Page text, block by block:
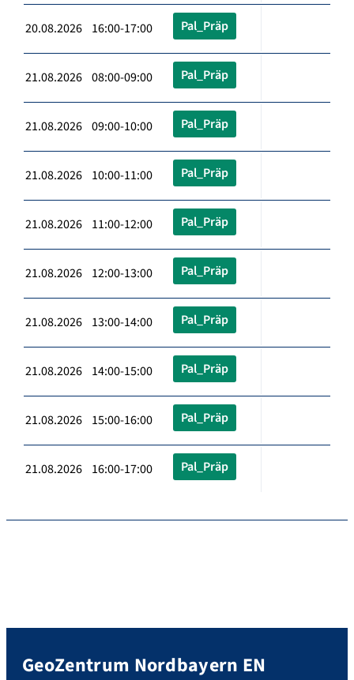
20.08.2026 16:00-17:00 Pal_Präp
21.08.2026 08:00-09:00 Pal_Präp
21.08.2026 09:00-10:00 Pal_Präp
21.08.2026 10:00-11:00 Pal_Präp
21.08.2026 11:00-12:00 Pal_Präp
21.08.2026 12:00-13:00 Pal_Präp
21.08.2026 13:00-14:00 Pal_Präp
21.08.2026 14:00-15:00 Pal_Präp
21.08.2026 15:00-16:00 Pal_Präp
21.08.2026 16:00-17:00 Pal_Präp
GeoZentrum Nordbayern EN